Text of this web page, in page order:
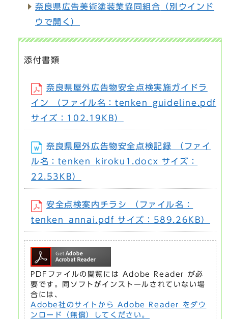
奈良県広告美術塗装業協同組合 （別ウインド
ウで開く）
添付書類
奈良県屋外広告物安全点検実施ガイドラ
イン （ファイル名：tenken_guideline.pdf
サイズ：102.19KB）
奈良県屋外広告物安全点検記録 （ファイ
ル名：tenken_kiroku1.docx サイズ：
22.53KB）
安全点検案内チラシ （ファイル名：
tenken_annai.pdf サイズ：589.26KB）
PDFファイルの閲覧には Adobe Reader が必
要です。同ソフトがインストールされていない場
合には、
Adobe社のサイトから Adobe Reader をダウ
ンロード（無償）してください。